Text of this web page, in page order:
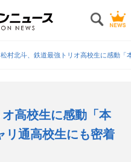
松村北斗、鉄道最強トリオ高校生に感動
高校生に感動「本
リ通高校生にも密着